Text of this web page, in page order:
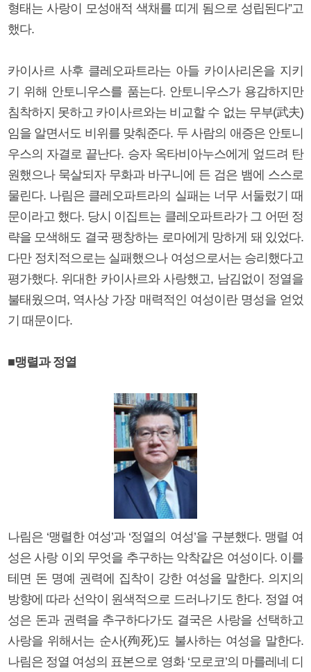
형태는 사랑이 모성애적 색채를 띠게 됨으로 성립된다”고
했다.
카이사르 사후 클레오파트라는 아들 카이사리온을 지키
기 위해 안토니우스를 품는다. 안토니우스가 용감하지만
침착하지 못하고 카이사르와는 비교할 수 없는 무부(武夫)
임을 알면서도 비위를 맞춰준다. 두 사람의 애증은 안토니
우스의 자결로 끝난다. 승자 옥타비아누스에게 엎드려 탄
원했으나 묵살되자 무화과 바구니에 든 검은 뱀에 스스로
물린다. 나림은 클레오파트라의 실패는 너무 서둘렀기 때
문이라고 했다. 당시 이집트는 클레오파트라가 그 어떤 정
략을 모색해도 결국 팽창하는 로마에게 망하게 돼 있었다.
다만 정치적으로는 실패했으나 여성으로서는 승리했다고
평가했다. 위대한 카이사르와 사랑했고, 남김없이 정열을
불태웠으며, 역사상 가장 매력적인 여성이란 명성을 얻었
기 때문이다.
■맹렬과 정열
나림은 ‘맹렬한 여성’과 ‘정열의 여성’을 구분했다. 맹렬 여
성은 사랑 이외 무엇을 추구하는 악착같은 여성이다. 이를
테면 돈 명예 권력에 집착이 강한 여성을 말한다. 의지의
방향에 따라 선악이 원색적으로 드러나기도 한다. 정열 여
성은 돈과 권력을 추구하다가도 결국은 사랑을 선택하고
사랑을 위해서는 순사(殉死)도 불사하는 여성을 말한다.
나림은 정열 여성의 표본으로 영화 ‘모로코’의 마를레네 디